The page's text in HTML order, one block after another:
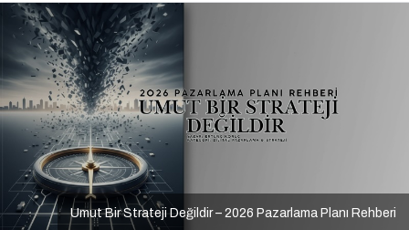
Umut Bir Strateji Değildir – 2026 Pazarlama Planı Rehberi